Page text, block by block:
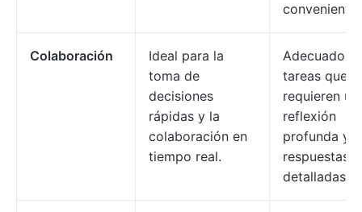
conveniente.
Colaboración
Ideal para la
toma de
decisiones
rápidas y la
colaboración en
tiempo real.
Adecuado
tareas que
requieren
reflexión
profunda y
respuestas
detalladas.